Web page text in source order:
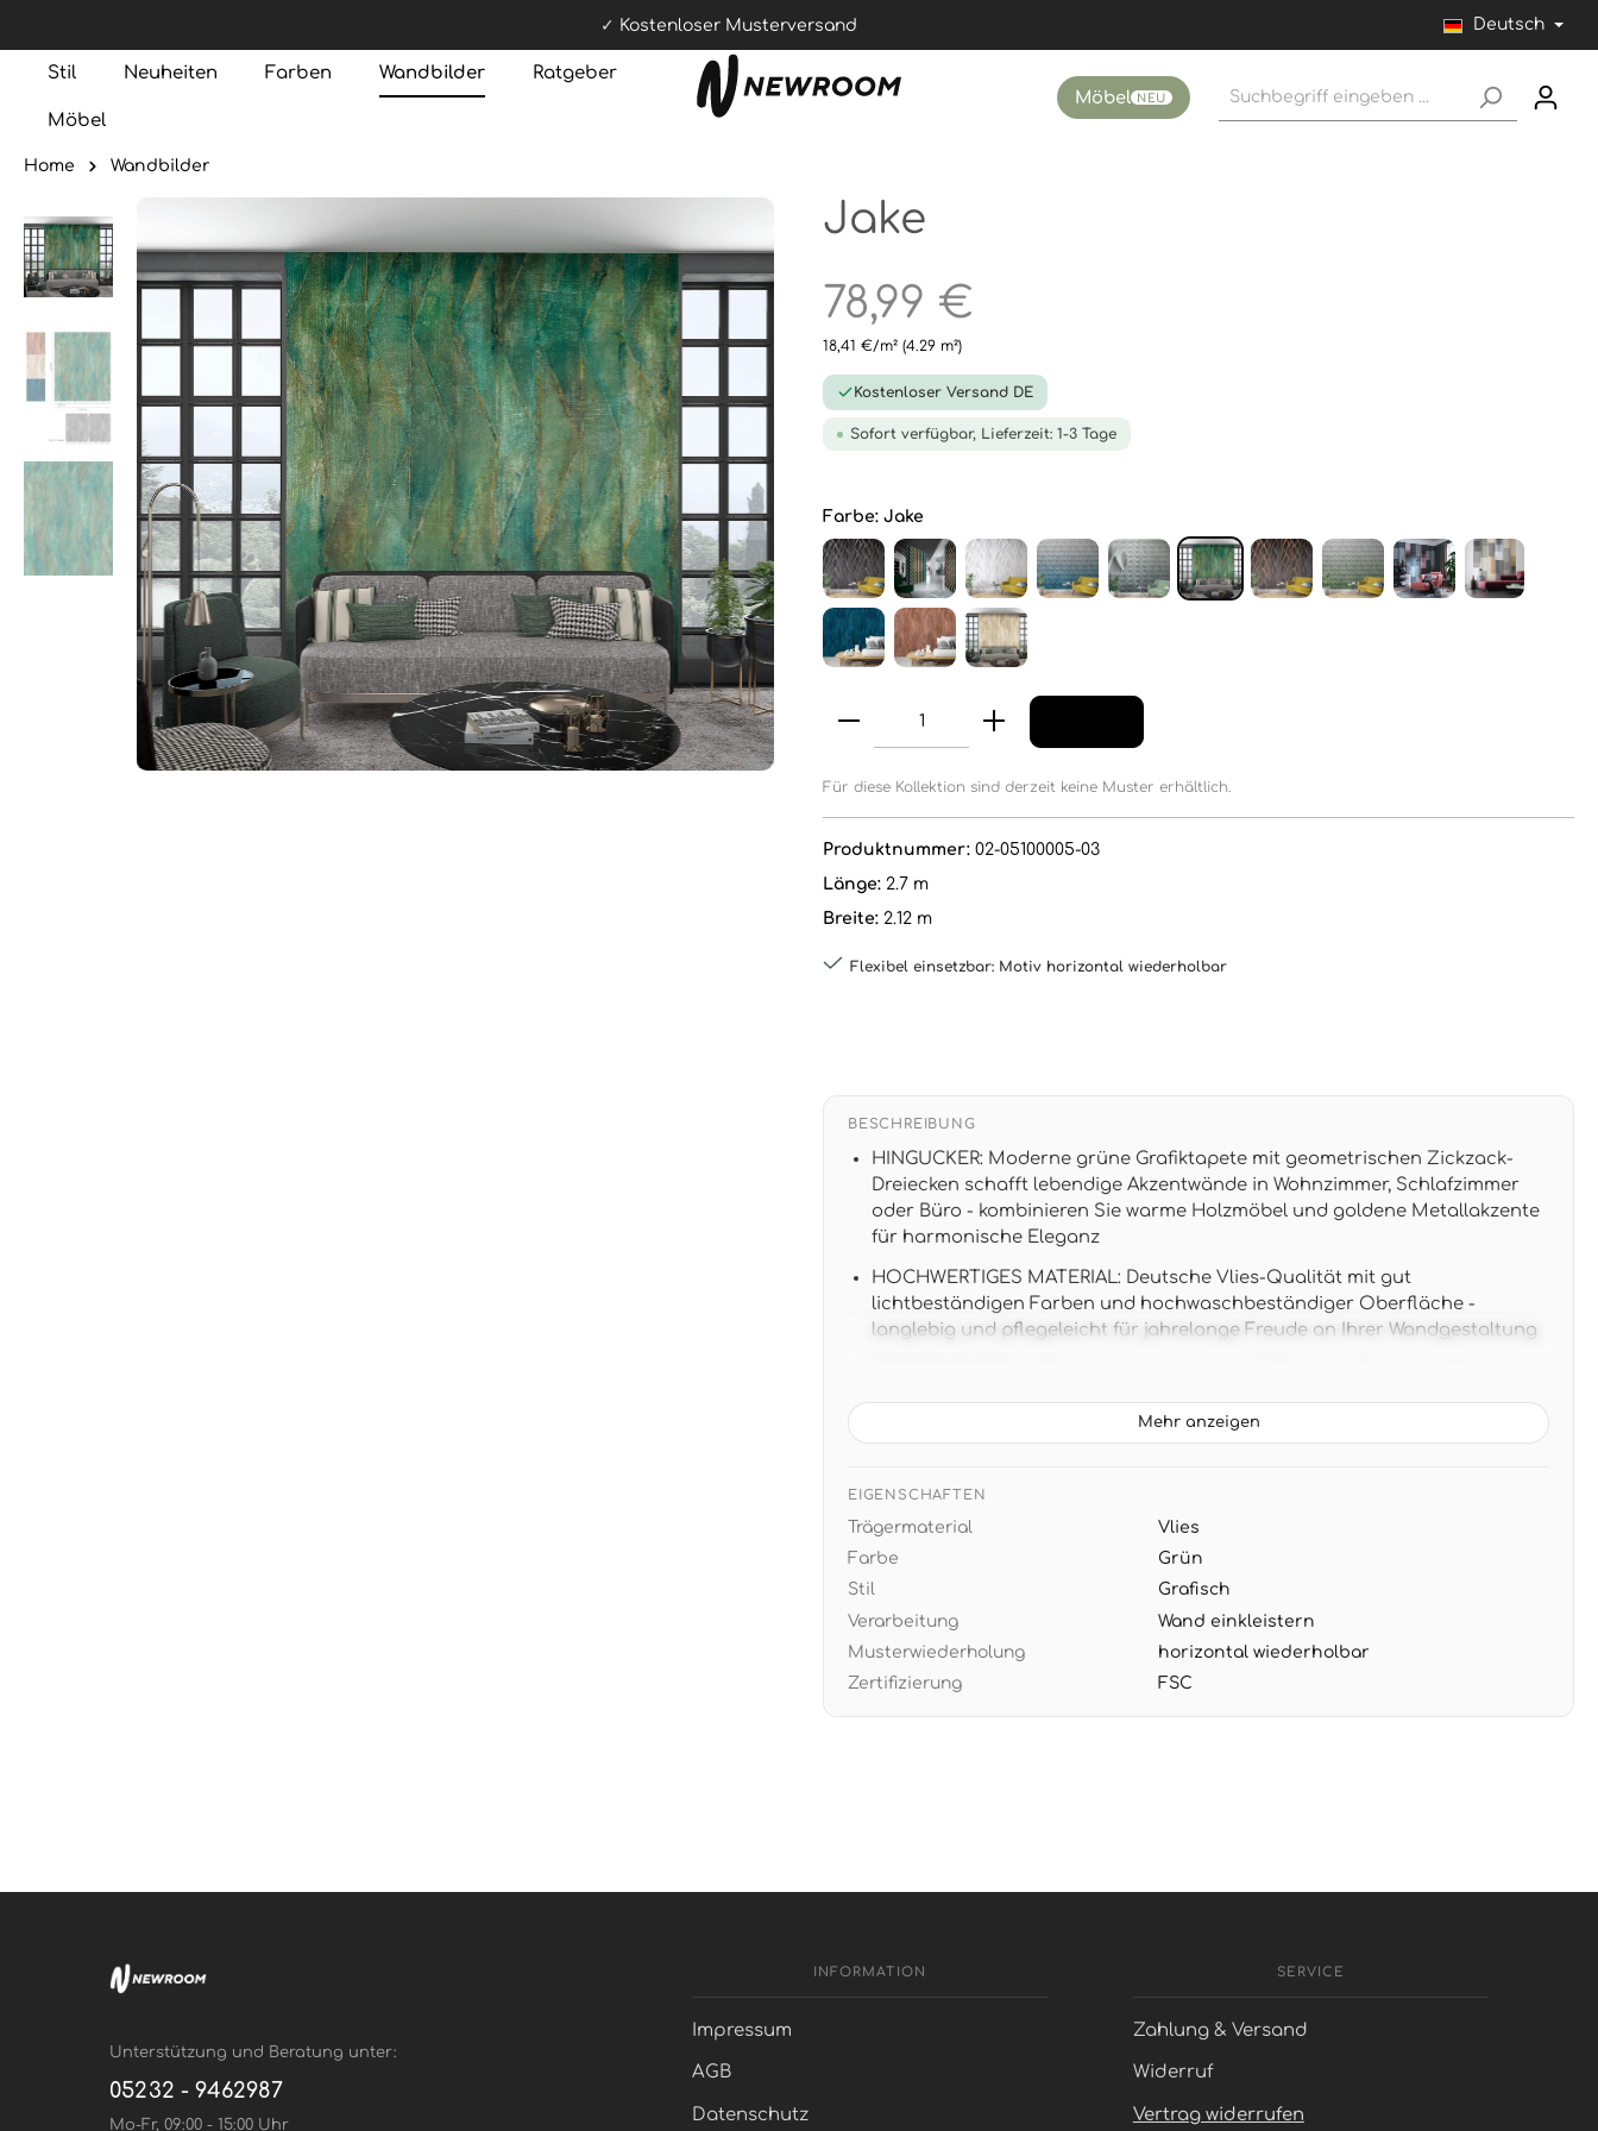
Kostenloser Musterversand Deutsch
Stil Neuheiten Farben Wandbilder Ratgeber
Möbel
Möbel NEU
Home Wandbilder
Jake
78,99 €
18,41 €/m² (4.29 m²)
Kostenloser Versand DE
Sofort verfügbar, Lieferzeit: 1-3 Tage
Farbe: Jake
Für diese Kollektion sind derzeit keine Muster erhältlich.
Produktnummer: 02-05100005-03
Länge: 2.7 m
Breite: 2.12 m
Flexibel einsetzbar: Motiv horizontal wiederholbar
BESCHREIBUNG
HINGUCKER: Moderne grüne Grafiktapete mit geometrischen Zickzack-
Dreiecken schafft lebendige Akzentwände in Wohnzimmer, Schlafzimmer
oder Büro - kombinieren Sie warme Holzmöbel und goldene Metallakzente
für harmonische Eleganz
HOCHWERTIGES MATERIAL: Deutsche Vlies-Qualität mit gut
lichtbeständigen Farben und hochwaschbeständiger Oberfläche -
langlebig und pflegeleicht für jahrelange Freude an Ihrer Wandgestaltung
DESIGN: Elegante grüne Farbverläufe mit goldenen Akzenten in
Möbeln sowie natürlichen Materialien wie Rattan und Leinen
EINFACHE VERARBEITUNG: Wand einkleistern und Tapete trocken
aufbringen - bei Bedarf restlos trocken abziehbar ohne Rückstände an der
Wand
Mehr anzeigen
EIGENSCHAFTEN
Trägermaterial
Vlies
Farbe
Grün
Stil
Grafisch
Verarbeitung
Wand einkleistern
Musterwiederholung
horizontal wiederholbar
Zertifizierung
FSC
Unterstützung und Beratung unter:
05232 - 9462987
Mo-Fr, 09:00 - 15:00 Uhr
INFORMATION
Impressum
AGB
Datenschutz
SERVICE
Zahlung & Versand
Widerruf
Vertrag widerrufen